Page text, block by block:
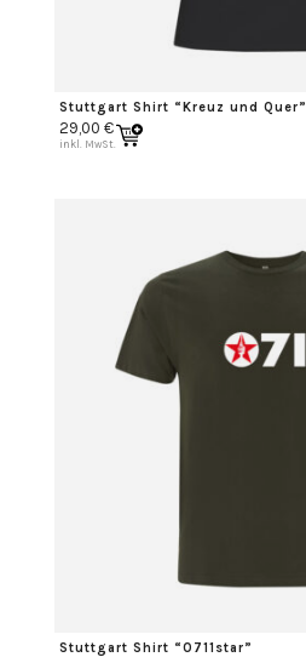
Stuttgart Shirt “Kreuz und Quer”
29,00 €
inkl. MwSt.
Stuttgart Shirt “0711star”